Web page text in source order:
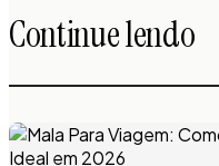
Continue lendo